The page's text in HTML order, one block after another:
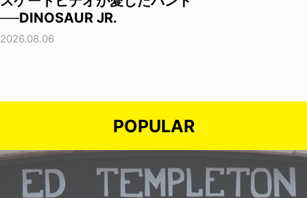
──DINOSAUR JR.
2026.08.06
POPULAR